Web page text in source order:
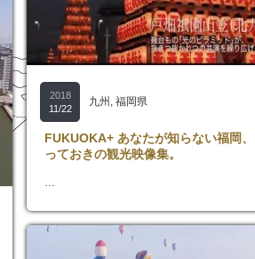
2018
11/22
九州 , 福岡県
FUKUOKA+ あなたが知らない福岡、
っておきの観光映像集。
…